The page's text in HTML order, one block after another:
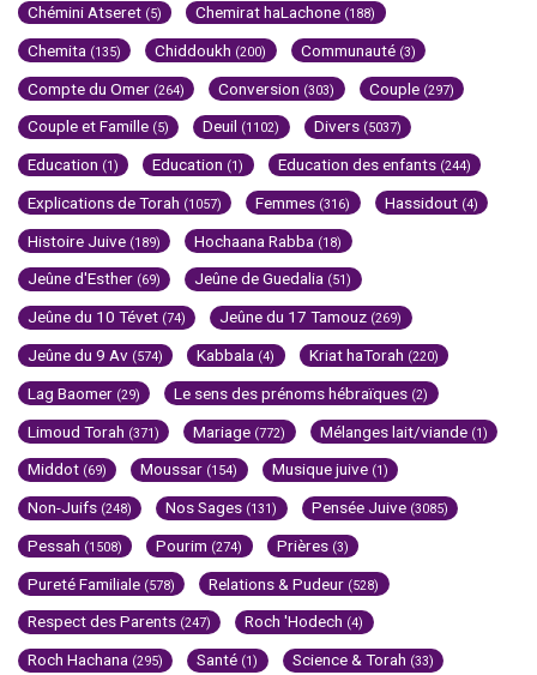
Chémini Atseret (5) Chemirat haLachone (188)
Chemita (135) Chiddoukh (200) Communauté (3)
Compte du Omer (264) Conversion (303) Couple (297)
Couple et Famille (5) Deuil (1102) Divers (5037)
Education (1) Education (1) Education des enfants (244)
Explications de Torah (1057) Femmes (316) Hassidout (4)
Histoire Juive (189) Hochaana Rabba (18)
Jeûne d'Esther (69) Jeûne de Guedalia (51)
Jeûne du 10 Tévet (74) Jeûne du 17 Tamouz (269)
Jeûne du 9 Av (574) Kabbala (4) Kriat haTorah (220)
Lag Baomer (29) Le sens des prénoms hébraïques (2)
Limoud Torah (371) Mariage (772) Mélanges lait/viande (1)
Middot (69) Moussar (154) Musique juive (1)
Non-Juifs (248) Nos Sages (131) Pensée Juive (3085)
Pessah (1508) Pourim (274) Prières (3)
Pureté Familiale (578) Relations & Pudeur (528)
Respect des Parents (247) Roch 'Hodech (4)
Roch Hachana (295) Santé (1) Science & Torah (33)